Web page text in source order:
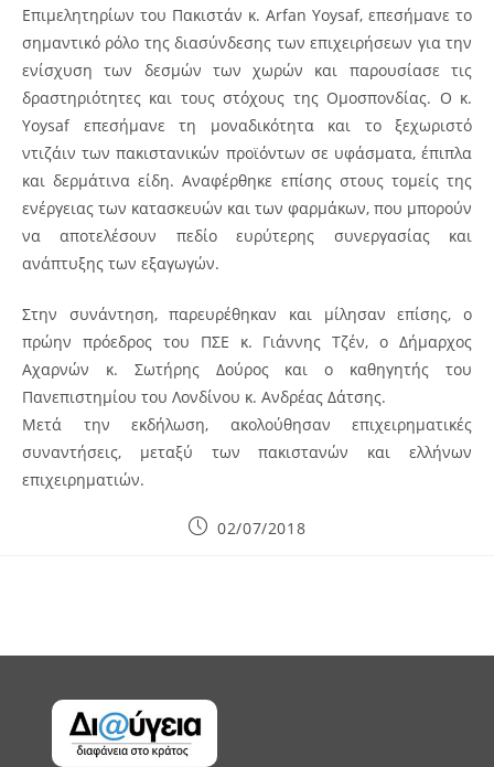
Επιμελητηρίων του Πακιστάν κ. Arfan Yoysaf, επεσήμανε το
σημαντικό ρόλο της διασύνδεσης των επιχειρήσεων για την
ενίσχυση των δεσμών των χωρών και παρουσίασε τις
δραστηριότητες και τους στόχους της Ομοσπονδίας. Ο κ.
Yoysaf επεσήμανε τη μοναδικότητα και το ξεχωριστό
ντιζάιν των πακιστανικών προϊόντων σε υφάσματα, έπιπλα
και δερμάτινα είδη. Αναφέρθηκε επίσης στους τομείς της
ενέργειας των κατασκευών και των φαρμάκων, που μπορούν
να αποτελέσουν πεδίο ευρύτερης συνεργασίας και
ανάπτυξης των εξαγωγών.
Στην συνάντηση, παρευρέθηκαν και μίλησαν επίσης, ο
πρώην πρόεδρος του ΠΣΕ κ. Γιάννης Τζέν, ο Δήμαρχος
Αχαρνών κ. Σωτήρης Δούρος και ο καθηγητής του
Πανεπιστημίου του Λονδίνου κ. Ανδρέας Δάτσης.
Μετά την εκδήλωση, ακολούθησαν επιχειρηματικές
συναντήσεις, μεταξύ των πακιστανών και ελλήνων
επιχειρηματιών.
Post02/07/2018